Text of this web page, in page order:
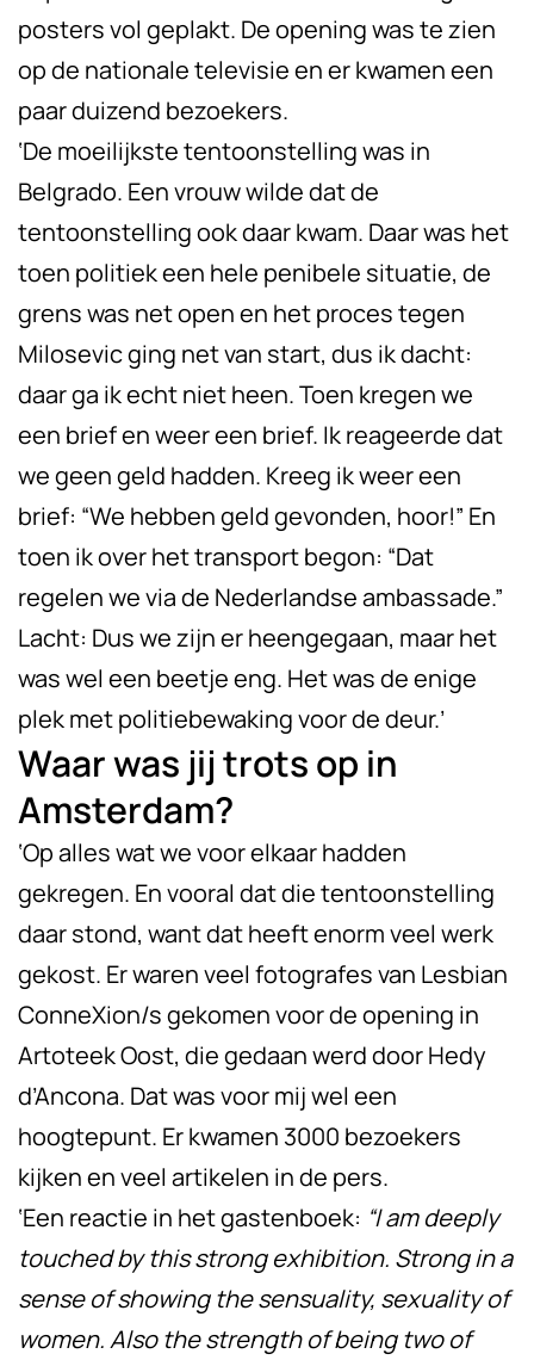
posters vol geplakt. De opening was te zien
op de nationale televisie en er kwamen een
paar duizend bezoekers.
‘De moeilijkste tentoonstelling was in
Belgrado. Een vrouw wilde dat de
tentoonstelling ook daar kwam. Daar was het
toen politiek een hele penibele situatie, de
grens was net open en het proces tegen
Milosevic ging net van start, dus ik dacht:
daar ga ik echt niet heen. Toen kregen we
een brief en weer een brief. Ik reageerde dat
we geen geld hadden. Kreeg ik weer een
brief: “We hebben geld gevonden, hoor!” En
toen ik over het transport begon: “Dat
regelen we via de Nederlandse ambassade.”
Lacht: Dus we zijn er heengegaan, maar het
was wel een beetje eng. Het was de enige
plek met politiebewaking voor de deur.’
Waar was jij trots op in
Amsterdam?
‘Op alles wat we voor elkaar hadden
gekregen. En vooral dat die tentoonstelling
daar stond, want dat heeft enorm veel werk
gekost. Er waren veel fotografes van Lesbian
ConneXion/s gekomen voor de opening in
Artoteek Oost, die gedaan werd door Hedy
d’Ancona. Dat was voor mij wel een
hoogtepunt. Er kwamen 3000 bezoekers
kijken en veel artikelen in de pers.
‘Een reactie in het gastenboek: “I am deeply
touched by this strong exhibition. Strong in a
sense of showing the sensuality, sexuality of
women. Also the strength of being two of